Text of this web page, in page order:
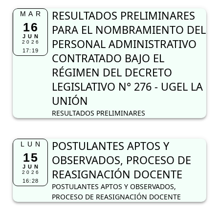
MAR
16
JUN
2026
17:19
RESULTADOS PRELIMINARES
PARA EL NOMBRAMIENTO DEL
PERSONAL ADMINISTRATIVO
CONTRATADO BAJO EL
RÉGIMEN DEL DECRETO
LEGISLATIVO N° 276 - UGEL LA
UNIÓN
RESULTADOS PRELIMINARES
LUN
15
JUN
2026
16:28
POSTULANTES APTOS Y
OBSERVADOS, PROCESO DE
REASIGNACIÓN DOCENTE
POSTULANTES APTOS Y OBSERVADOS,
PROCESO DE REASIGNACIÓN DOCENTE